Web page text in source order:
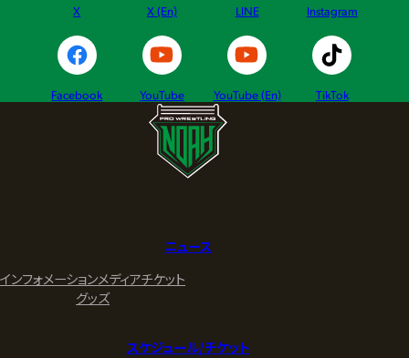
X X (En) LINE Instagram
Facebook YouTube YouTube (En) TikTok
ニュース
インフォメーションメディアチケット
グッズ
スケジュール/チケット